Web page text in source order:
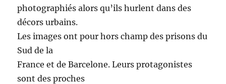
photographiés alors qu’ils hurlent dans des
décors urbains.
Les images ont pour hors champ des prisons du
Sud de la
France et de Barcelone. Leurs protagonistes
sont des proches